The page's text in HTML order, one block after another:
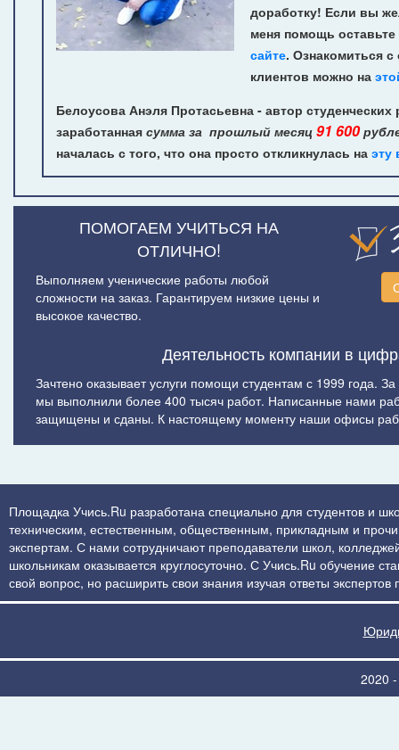
доработку! Если вы
меня помощь оставьте
сайте. Ознакомиться
клиентов можно на
Белоусова Анэля Протасьевна - автор студенческих
заработанная сумма за прошлый месяц 91 600
началась с того, что она просто откликнулась на эту
ПОМОГАЕМ УЧИТЬСЯ НА
ОТЛИЧНО!
Выполняем ученические работы любой
сложности на заказ. Гарантируем низкие цены и
высокое качество.
Деятельность компании в
Зачтено оказывает услуги помощи студентам с 1999 года.
мы выполнили более 400 тысяч работ. Написанные нами
защищены и сданы. К настоящему моменту наши офисы
Площадка Учись.Ru разработана специально для студентов и
техническим, естественным, общественным, прикладным и
экспертам. С нами сотрудничают преподаватели школ,
школьникам оказывается круглосуточно. С Учись.Ru обучение
свой вопрос, но расширить свои знания изучая ответы
2020